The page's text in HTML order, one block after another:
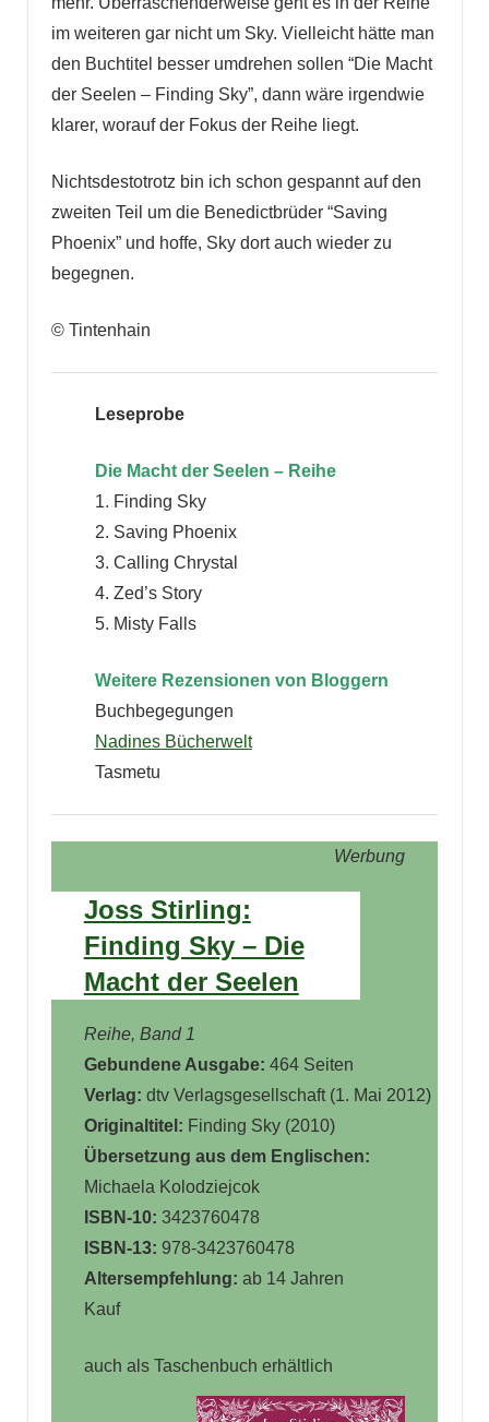
im weiteren gar nicht um Sky. Vielleicht hätte man
den Buchtitel besser umdrehen sollen “Die Macht
der Seelen – Finding Sky”, dann wäre irgendwie
klarer, worauf der Fokus der Reihe liegt.
Nichtsdestotrotz bin ich schon gespannt auf den
zweiten Teil um die Benedictbrüder “Saving
Phoenix” und hoffe, Sky dort auch wieder zu
begegnen.
© Tintenhain
Leseprobe
Die Macht der Seelen – Reihe
1. Finding Sky
2. Saving Phoenix
3. Calling Chrystal
4. Zed’s Story
5. Misty Falls
Weitere Rezensionen von Bloggern
Buchbegegungen
Nadines Bücherwelt
Tasmetu
Werbung
Joss Stirling:
Finding Sky – Die
Macht der Seelen
Reihe, Band 1
Gebundene Ausgabe: 464 Seiten
Verlag: dtv Verlagsgesellschaft (1. Mai 2012)
Originaltitel: Finding Sky (2010)
Übersetzung aus dem Englischen:
Michaela Kolodziejcok
ISBN-10: 3423760478
ISBN-13: 978-3423760478
Altersempfehlung: ab 14 Jahren
Kauf
auch als Taschenbuch erhältlich